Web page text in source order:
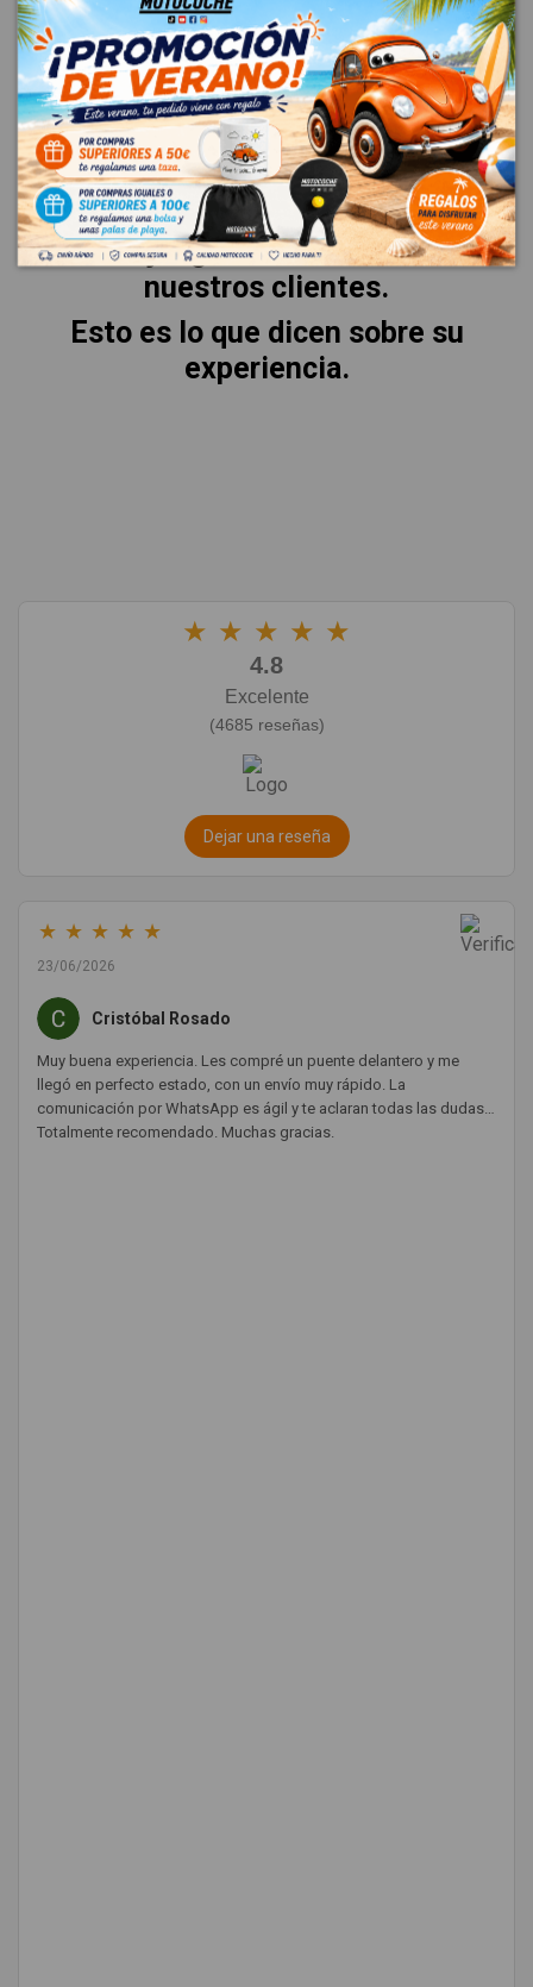
VALORACIONES
La mejor garantía es la voz de
nuestros clientes.
Esto es lo que dicen sobre su
experiencia.
★ ★ ★ ★ ★
4.8
Excelente
(4685 reseñas)
Dejar una reseña
★ ★ ★ ★ ★
23/06/2026
Cristóbal Rosado
Muy buena experiencia. Les compré un puente delantero y me
llegó en perfecto estado, con un envío muy rápido. La
comunicación por WhatsApp es ágil y te aclaran todas las dudas.
Totalmente recomendado. Muchas gracias.